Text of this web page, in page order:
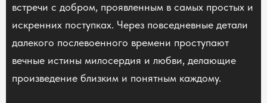
встречи с добром, проявленным в самых простых и
искренних поступках. Через повседневные детали
далекого послевоенного времени проступают
вечные истины милосердия и любви, делающие
произведение близким и понятным каждому.